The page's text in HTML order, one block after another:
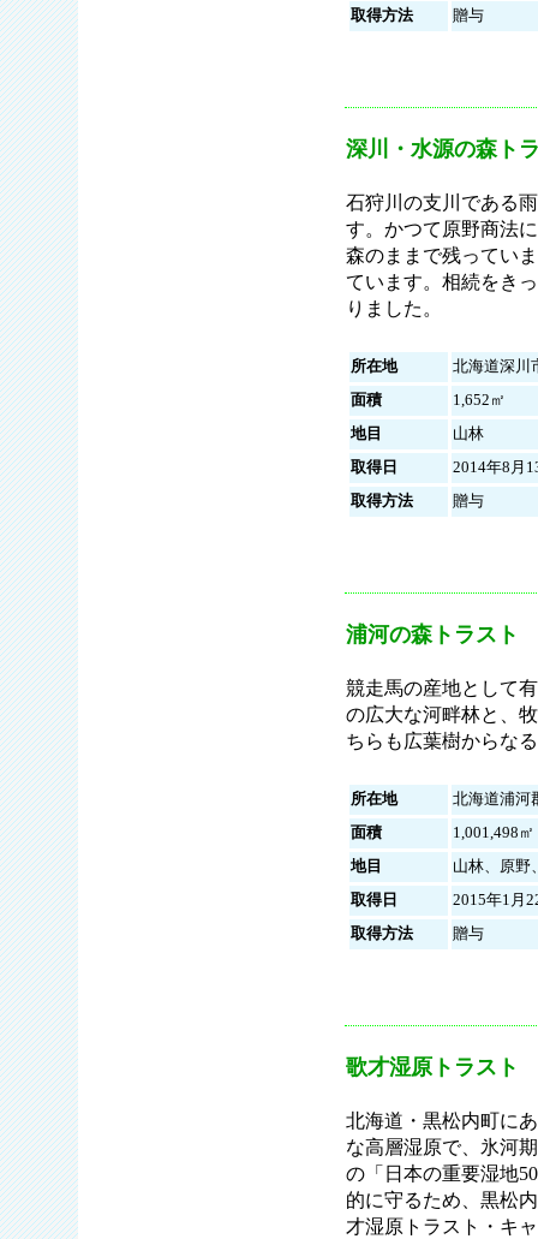
取得方法 贈与
深川・水源の森ト
石狩川の支川である
す。かつて原野商法
森のままで残ってい
ています。相続をき
りました。
所在地
北海道深川
面積
1,652㎡
地目
山林
取得日
2014年8月
取得方法
贈与
浦河の森トラスト
競走馬の産地として
の広大な河畔林と、
ちらも広葉樹からな
所在地
北海道浦河
面積
1,001,498㎡
地目
山林、原野
取得日
2015年1月
取得方法
贈与
歌才湿原トラスト
北海道・黒松内町に
な高層湿原で、氷河
の「日本の重要湿地
的に守るため、黒松
才湿原トラスト・キ